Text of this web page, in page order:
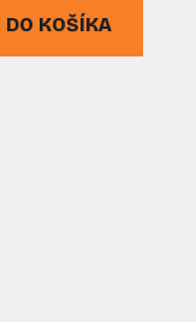
DO KOŠÍKA